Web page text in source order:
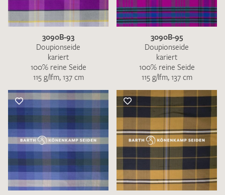
3090B-93
Doupionseide
kariert
100% reine Seide
115 g/lfm, 137 cm
3090B-95
Doupionseide
kariert
100% reine Seide
115 g/lfm, 137 cm